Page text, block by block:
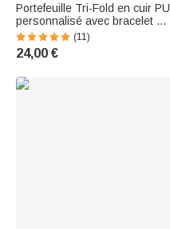
Portefeuille Tri-Fold en cuir PU
personnalisé avec bracelet et
nom Fête des Mères Cadeau
d'Anniversaire pour Maman
Grand-Mère
(11)
24,00 €